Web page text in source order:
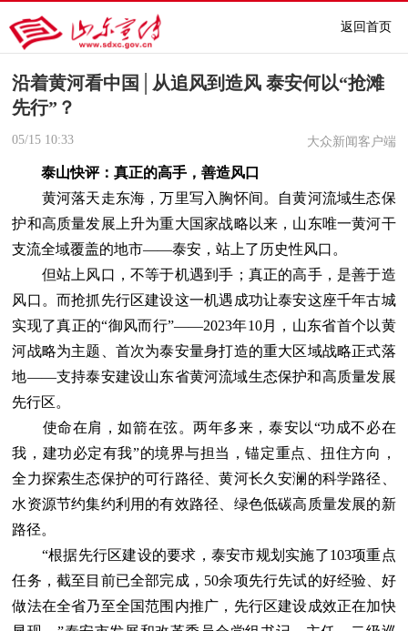
返回首页
沿着黄河看中国│从追风到造风 泰安何以“抢滩
先行”？
05/15 10:33 大众新闻客户端
泰山快评：真正的高手，善造风口
黄河落天走东海，万里写入胸怀间。自黄河流域生态保
护和高质量发展上升为重大国家战略以来，山东唯一黄河干
支流全域覆盖的地市——泰安，站上了历史性风口。
但站上风口，不等于机遇到手；真正的高手，是善于造
风口。而抢抓先行区建设这一机遇成功让泰安这座千年古城
实现了真正的“御风而行”——2023年10月，山东省首个以黄
河战略为主题、首次为泰安量身打造的重大区域战略正式落
地——支持泰安建设山东省黄河流域生态保护和高质量发展
先行区。
使命在肩，如箭在弦。两年多来，泰安以“功成不必在
我，建功必定有我”的境界与担当，锚定重点、扭住方向，
全力探索生态保护的可行路径、黄河长久安澜的科学路径、
水资源节约集约利用的有效路径、绿色低碳高质量发展的新
路径。
“根据先行区建设的要求，泰安市规划实施了103项重点
任务，截至目前已全部完成，50余项先行先试的好经验、好
做法在全省乃至全国范围内推广，先行区建设成效正在加快